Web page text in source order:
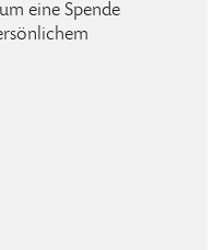
eine Spende